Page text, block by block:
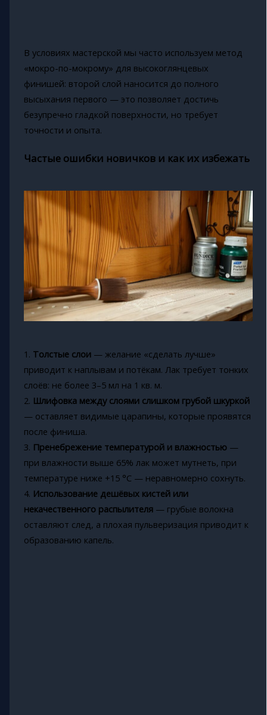
В условиях мастерской мы часто используем метод
«мокро-по-мокрому» для высокоглянцевых
финишей: второй слой наносится до полного
высыхания первого — это позволяет достичь
безупречно гладкой поверхности, но требует
точности и опыта.
Частые ошибки новичков и как их избежать
1. Толстые слои— желание «сделать лучше»
приводит к наплывам и потёкам. Лак требует тонких
слоёв: не более 3–5 мл на 1 кв. м.
2. Шлифовка между слоями слишком грубой шкуркой
— оставляет видимые царапины, которые проявятся
после финиша.
3. Пренебрежение температурой и влажностью—
при влажности выше 65% лак может мутнеть, при
температуре ниже +15 °C — неравномерно сохнуть.
4. Использование дешёвых кистей или
некачественного распылителя— грубые волокна
оставляют след, а плохая пульверизация приводит к
образованию капель.